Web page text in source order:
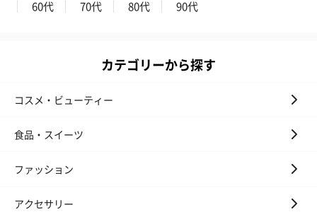
60代
70代 80代 90代
カテゴリーから探す
コスメ・ビューティー
食品・スイーツ
ファッション
アクセサリー